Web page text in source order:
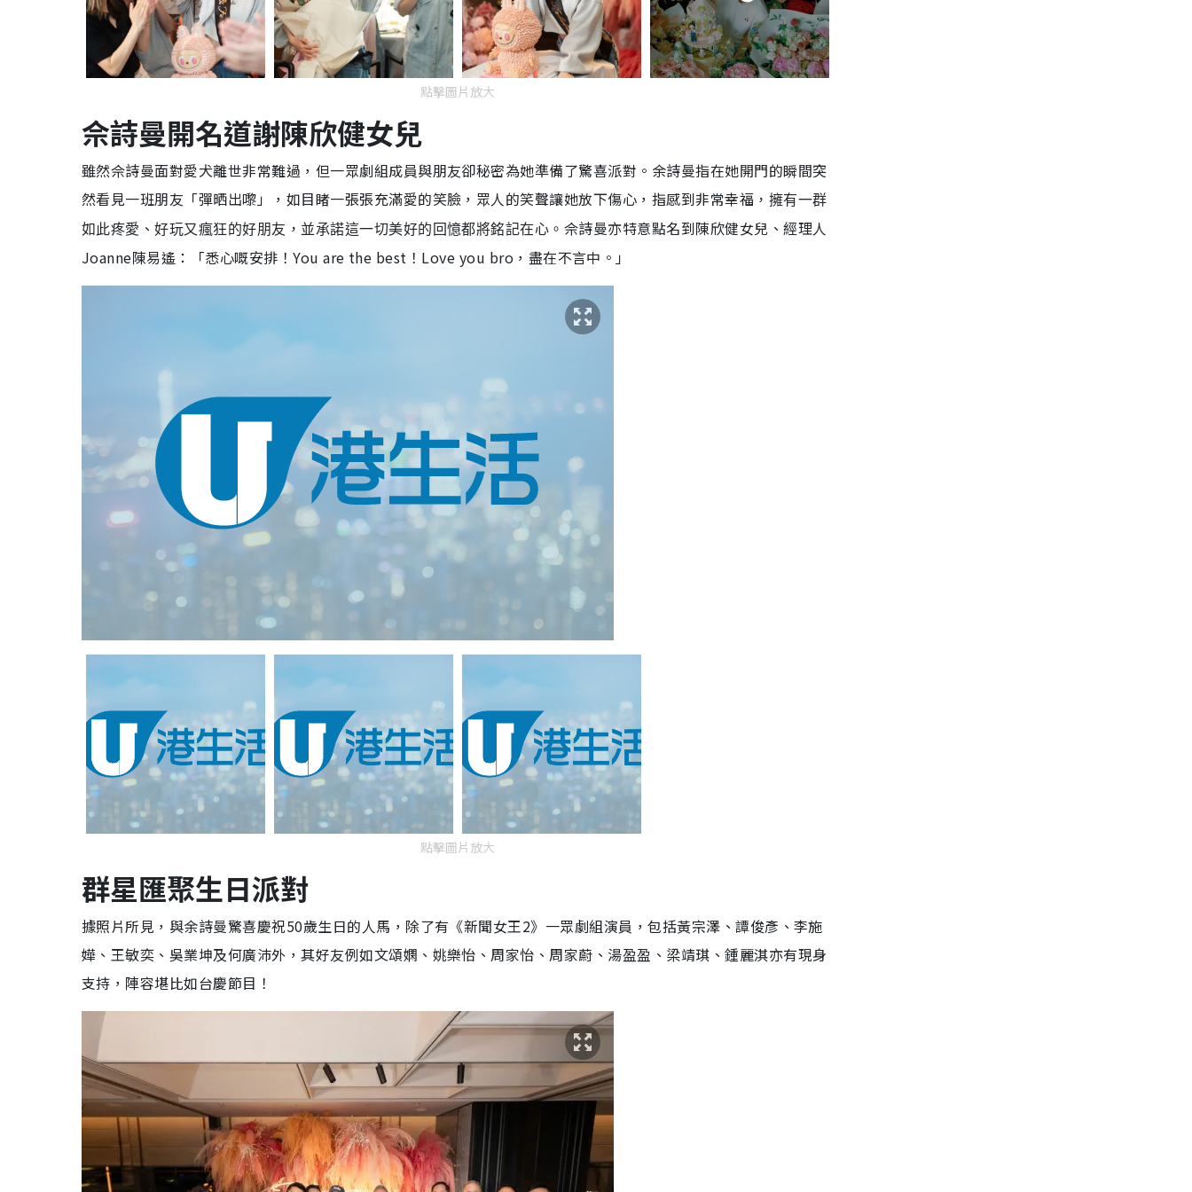
點擊圖片放大
佘詩曼開名道謝陳欣健女兒
雖然佘詩曼面對愛犬離世非常難過，但一眾劇組成員與朋友卻秘密為她準備了驚喜派對。余詩曼指在她開門的瞬間突
然看見一班朋友「彈晒出嚟」，如目睹一張張充滿愛的笑臉，眾人的笑聲讓她放下傷心，指感到非常幸福 ，擁有一群
如此疼愛、好玩又瘋狂的好朋友，並承諾這一切美好的回憶都將銘記在心。 佘詩曼亦特意點名到陳欣健女兒、經理人
Joanne陳易遙：「悉心嘅安排！You are the best！Love you bro，盡在不言中。」
點擊圖片放大
群星匯聚生日派對
據照片所見，與余詩曼驚喜慶祝50歲生日的人馬，除了有《新聞女王2》一眾劇組演員，包括黃宗澤、譚俊彥、李施
嬅、王敏奕、吳業坤及何廣沛外，其好友例如文頌嫻、姚樂怡、周家怡、周家蔚、湯盈盈、梁靖琪、鍾麗淇亦有現身
支持，陣容堪比如台慶節目！